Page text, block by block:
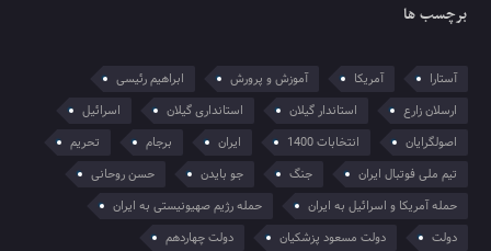
برچسب ها
آستارا آمریکا آموزش و پرورش
ابراهیم رئیسی
ارسلان زارع
استاندار گیلان استانداری گیلان
اسرائیل
اصولگرایان
انتخابات 1400 ایران برجام
تحریم
تیم ملی فوتبال ایران
جنگ جو بایدن
حسن روحانی
حمله آمریکا و اسرائیل به ایران
حمله رژیم صهیونیستی به ایران
دولت
دولت مسعود پزشکیان
دولت چهاردهم